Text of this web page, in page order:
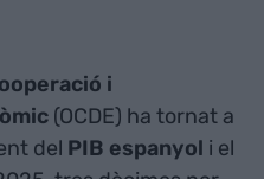
i
(OCDE) ha tornat a
del PIB espanyol i el